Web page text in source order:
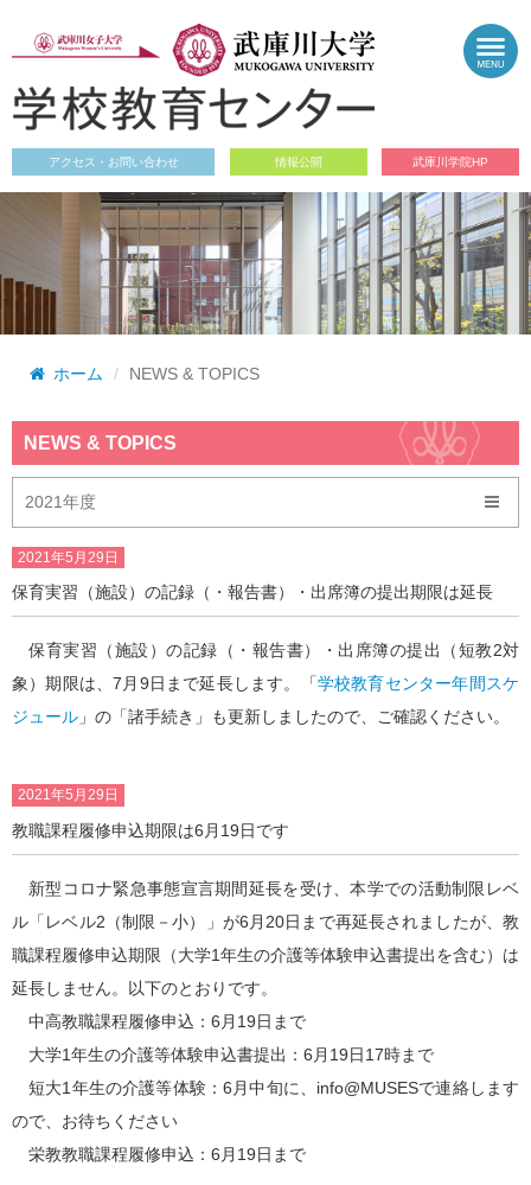
武庫川学院HP
情報公開
アクセス・お問い合わせ
ホーム NEWS & TOPICS
NEWS & TOPICS
2021年度
2021年5月29日
保育実習（施設）の記録（・報告書）・出席簿の提出期限は延長
保育実習（施設）の記録（・報告書）・出席簿の提出（短教2対
象）期限は、7月9日まで延長します。「学校教育センター年間スケ
ジュール 」の「諸手続き」も更新しましたので、ご確認ください。
2021年5月29日
教職課程履修申込期限は6月19日です
新型コロナ緊急事態宣言期間延長を受け、本学での活動制限レベ
ル「レベル2（制限－小）」が6月20日まで再延長されましたが、教
職課程履修申込期限（大学1年生の介護等体験申込書提出を含む）は
延長しません。以下のとおりです。
中高教職課程履修申込：6月19日まで
大学1年生の介護等体験申込書提出：6月19日17時まで
短大1年生の介護等体験：6月中旬に、info@MUSESで連絡します
ので、お待ちください
栄教教職課程履修申込：6月19日まで